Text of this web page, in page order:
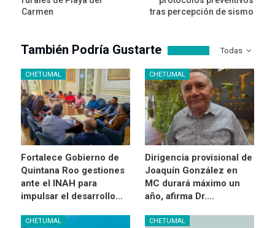
Carmen
tras percepción de sismo
Todas
También Podría Gustarte
CHETUMAL
Fortalece Gobierno de
Quintana Roo gestiones
ante el INAH para
impulsar el desarrollo…
CHETUMAL
Dirigencia provisional de
Joaquín González en
MC durará máximo un
año, afirma Dr.…
CHETUMAL CHETUMAL